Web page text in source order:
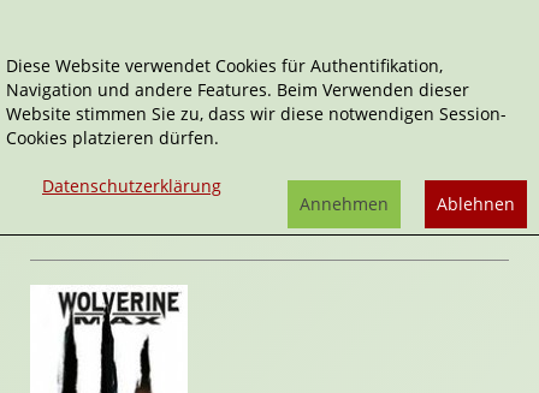
Home Comics Der Beschützer
Wolverine Max
Der Beschützer
Diese Website verwendet Cookies für Authentifikation,
Navigation und andere Features. Beim Verwenden dieser
Website stimmen Sie zu, dass wir diese notwendigen Session-
Cookies platzieren dürfen.
Datenschutzerklärung
Ablehnen
Annehmen